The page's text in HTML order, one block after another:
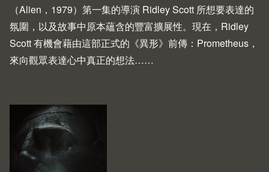
（Alien ，1979）第一集的導演 Ridley Scott 所想要表達的
氛圍，以及故事中原本蘊含的豐富擴展性。現在，Ridley
Scott 有機會藉由這部正式的《異形》前傳： Prometheus ，
來向觀眾表達心中真正的想法……